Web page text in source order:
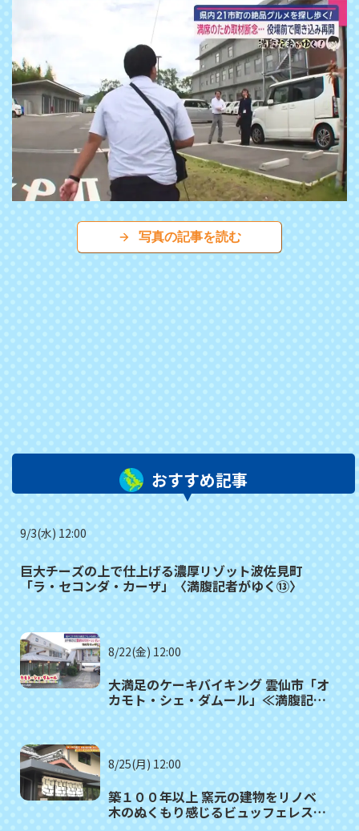
写真の記事を読む
おすすめ記事
9/3(水) 12:00
巨大チーズの上で仕上げる濃厚リゾット波佐見町
「ラ・セコンダ・カーザ」〈満腹記者がゆく⑬〉
8/22(金) 12:00
大満足のケーキバイキング 雲仙市「オ
カモト・シェ・ダムール」≪満腹記者
8/25(月) 12:00
築１００年以上 窯元の建物をリノベ
木のぬくもり感じるビュッフェレスト